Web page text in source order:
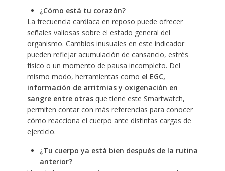
¿Cómo está tu corazón?
La frecuencia cardiaca en reposo puede ofrecer
señales valiosas sobre el estado general del
organismo. Cambios inusuales en este indicador
pueden reflejar acumulación de cansancio, estrés
físico o un momento de pausa incompleto. Del
mismo modo, herramientas como el EGC,
información de arritmias y oxigenación en
sangre entre otrasque tiene este Smartwatch,
permiten contar con más referencias para conocer
cómo reacciona el cuerpo ante distintas cargas de
ejercicio.
¿Tu cuerpo ya está bien después de la rutina
anterior?